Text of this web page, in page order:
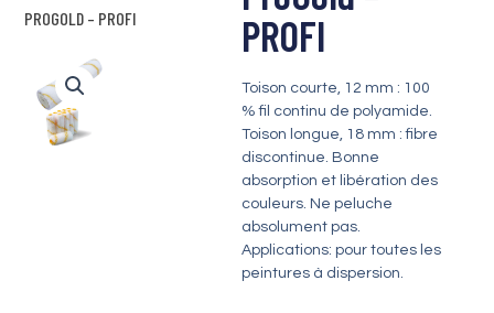
PROFI
Toison courte, 12 mm : 100
% fil continu de polyamide.
Toison longue, 18 mm : fibre
discontinue. Bonne
absorption et libération des
couleurs. Ne peluche
absolument pas.
Applications: pour toutes les
peintures à dispersion.
PROGOLD – PROFI